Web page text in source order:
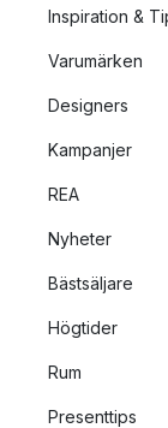
Inspiration &
Varumärken
Designers
Kampanjer
REA
Nyheter
Bästsäljare
Högtider
Rum
Presenttips